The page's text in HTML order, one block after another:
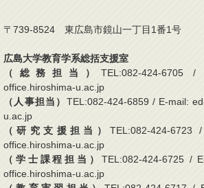
〒739-8524 東広島市鏡山一丁目1番1号
広島大学教育学系総括支援室
（総務担当）TEL:082-424-6705
office.hiroshima-u.ac.jp
（人事担当） TEL:082-424-6859 / E-mail:
u.ac.jp
（研究支援担当）TEL:082-424-6723
office.hiroshima-u.ac.jp
（学士課程担当） TEL:082-424-6725 /
office.hiroshima-u.ac.jp